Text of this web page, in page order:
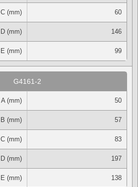
C (mm) 60
D (mm) 146
E (mm) 99
G4161-2
A (mm) 50
B (mm) 57
C (mm) 83
D (mm) 197
E (mm) 138